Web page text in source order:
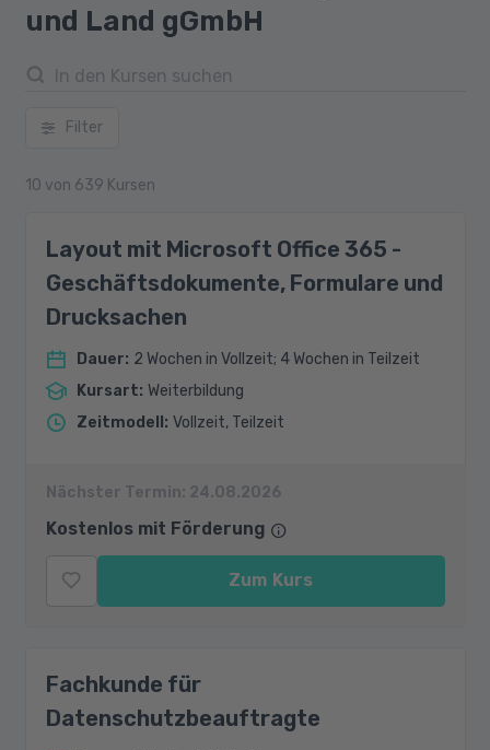
und Land gGmbH
Filter
10 von 639 Kursen
Layout mit Microsoft Office 365 -
Geschäftsdokumente, Formulare und
Drucksachen
Dauer: 2 Wochen in Vollzeit; 4 Wochen in Teilzeit
Kursart: Weiterbildung
Zeitmodell : Vollzeit, Teilzeit
Nächster Termin: 24.08.2026
Kostenlos mit Förderung
Zum Kurs
Fachkunde für
Datenschutzbeauftragte